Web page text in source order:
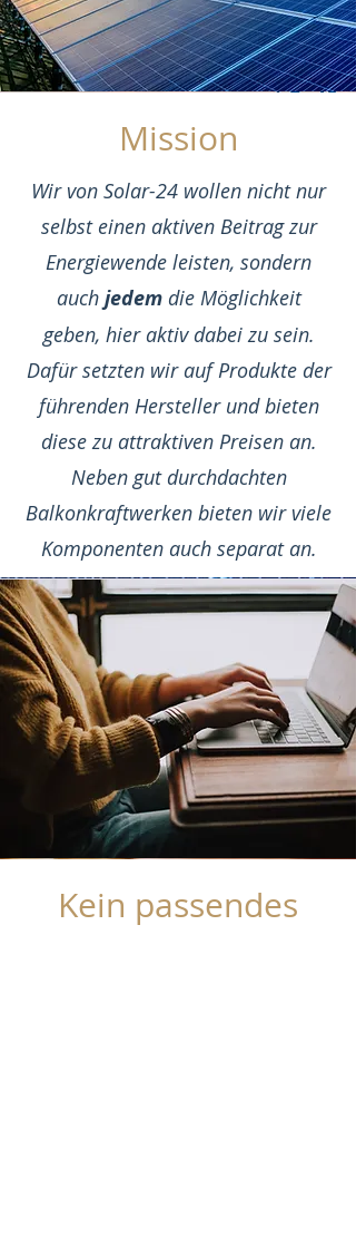
Mission
Wir von Solar-24 wollen nicht nur
selbst einen aktiven Beitrag zur
Energiewende leisten, sondern
auch jedemdie Möglichkeit
geben, hier aktiv dabei zu sein.
Dafür setzten wir auf Produkte der
führenden Hersteller und bieten
diese zu attraktiven Preisen an.
Neben gut durchdachten
Balkonkraftwerken bieten wir viele
Komponenten auch separat an.
Kein passendes